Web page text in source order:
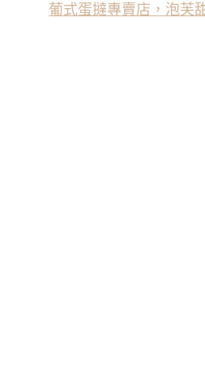
葡式蛋撻專賣店，泡芙